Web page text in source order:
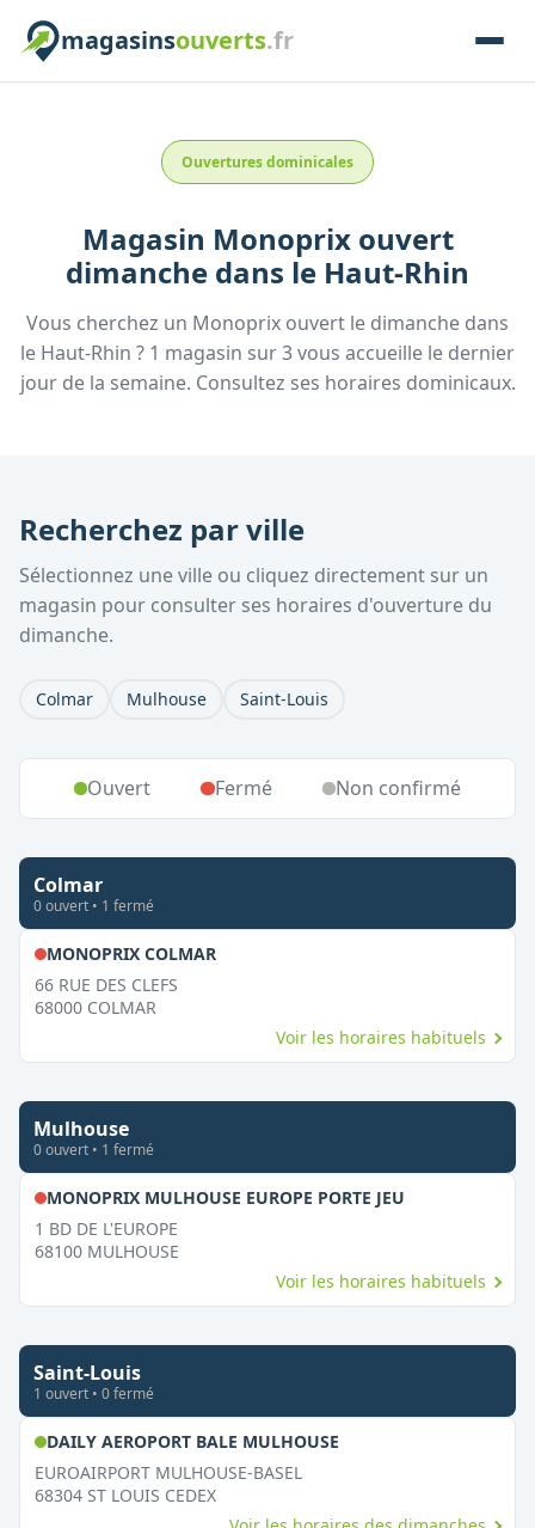
magasinsouverts.fr
Ouvertures dominicales
Magasin Monoprixouvert
dimanche dans le Haut-Rhin
Vous cherchez un Monoprix ouvert le dimanche dans
le Haut-Rhin ? 1 magasin sur3vous accueille le dernier
jour de la semaine. Consultez ses horaires dominicaux.
Recherchez par ville
Sélectionnez une ville ou cliquez directement sur un
magasin pour consulter ses horaires d'ouverture du
dimanche.
Colmar Mulhouse Saint-Louis
Ouvert Fermé Non confirmé
Colmar
0ouvert • 1 fermé
MONOPRIX COLMAR,
66 RUE DES CLEFS
68000 COLMAR
Voir les horaires habituels
Mulhouse
0ouvert • 1 fermé
MONOPRIX MULHOUSE EUROPE PORTE JEU,
1 BD DE L'EUROPE
68100 MULHOUSE
Voir les horaires habituels
Saint-Louis
1 ouvert • 0fermé
DAILY AEROPORT BALE MULHOUSE,
EUROAIRPORT MULHOUSE-BASEL
68304 ST LOUIS CEDEX